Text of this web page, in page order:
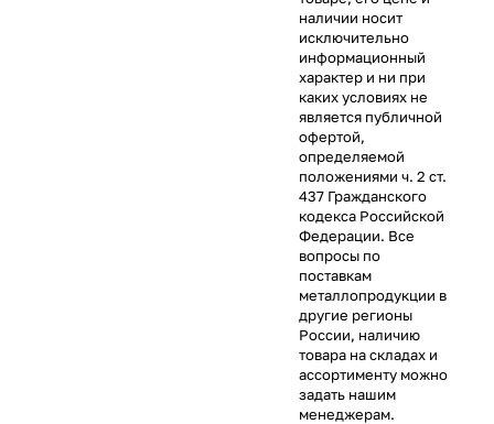
наличии носит
исключительно
информационный
характер и ни при
каких условиях не
является публичной
офертой,
определяемой
положениями ч. 2 ст.
437 Гражданского
кодекса Российской
Федерации. Все
вопросы по
поставкам
металлопродукции в
другие регионы
России, наличию
товара на складах и
ассортименту можно
задать нашим
менеджерам.